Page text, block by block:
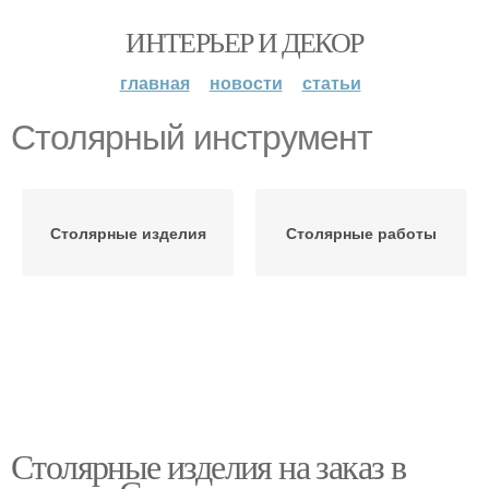
ИНТЕРЬЕР И ДЕКОР
главная новости статьи
Столярный инструмент
Столярные изделия Столярные работы
Столярные изделия на заказ в